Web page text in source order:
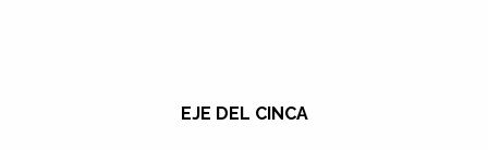
EJE DEL CINCA